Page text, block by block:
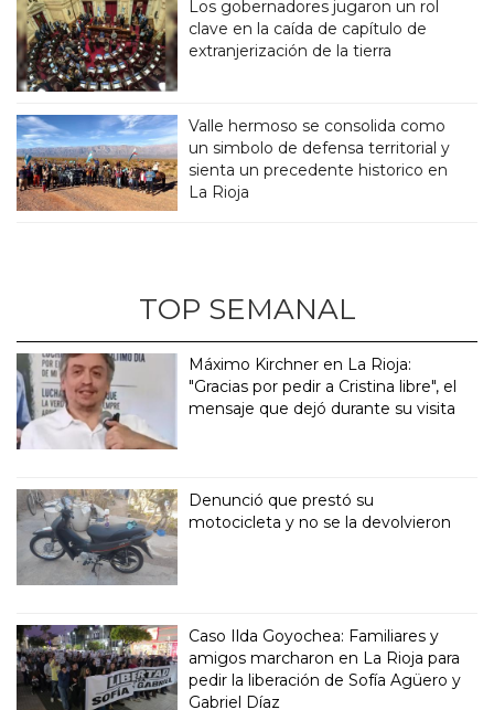
Los gobernadores jugaron un rol
clave en la caída de capítulo de
extranjerización de la tierra
Valle hermoso se consolida como
un simbolo de defensa territorial y
sienta un precedente historico en
La Rioja
TOP SEMANAL
Máximo Kirchner en La Rioja:
"Gracias por pedir a Cristina libre", el
mensaje que dejó durante su visita
Denunció que prestó su
motocicleta y no se la devolvieron
Caso Ilda Goyochea: Familiares y
amigos marcharon en La Rioja para
pedir la liberación de Sofía Agüero y
Gabriel Díaz